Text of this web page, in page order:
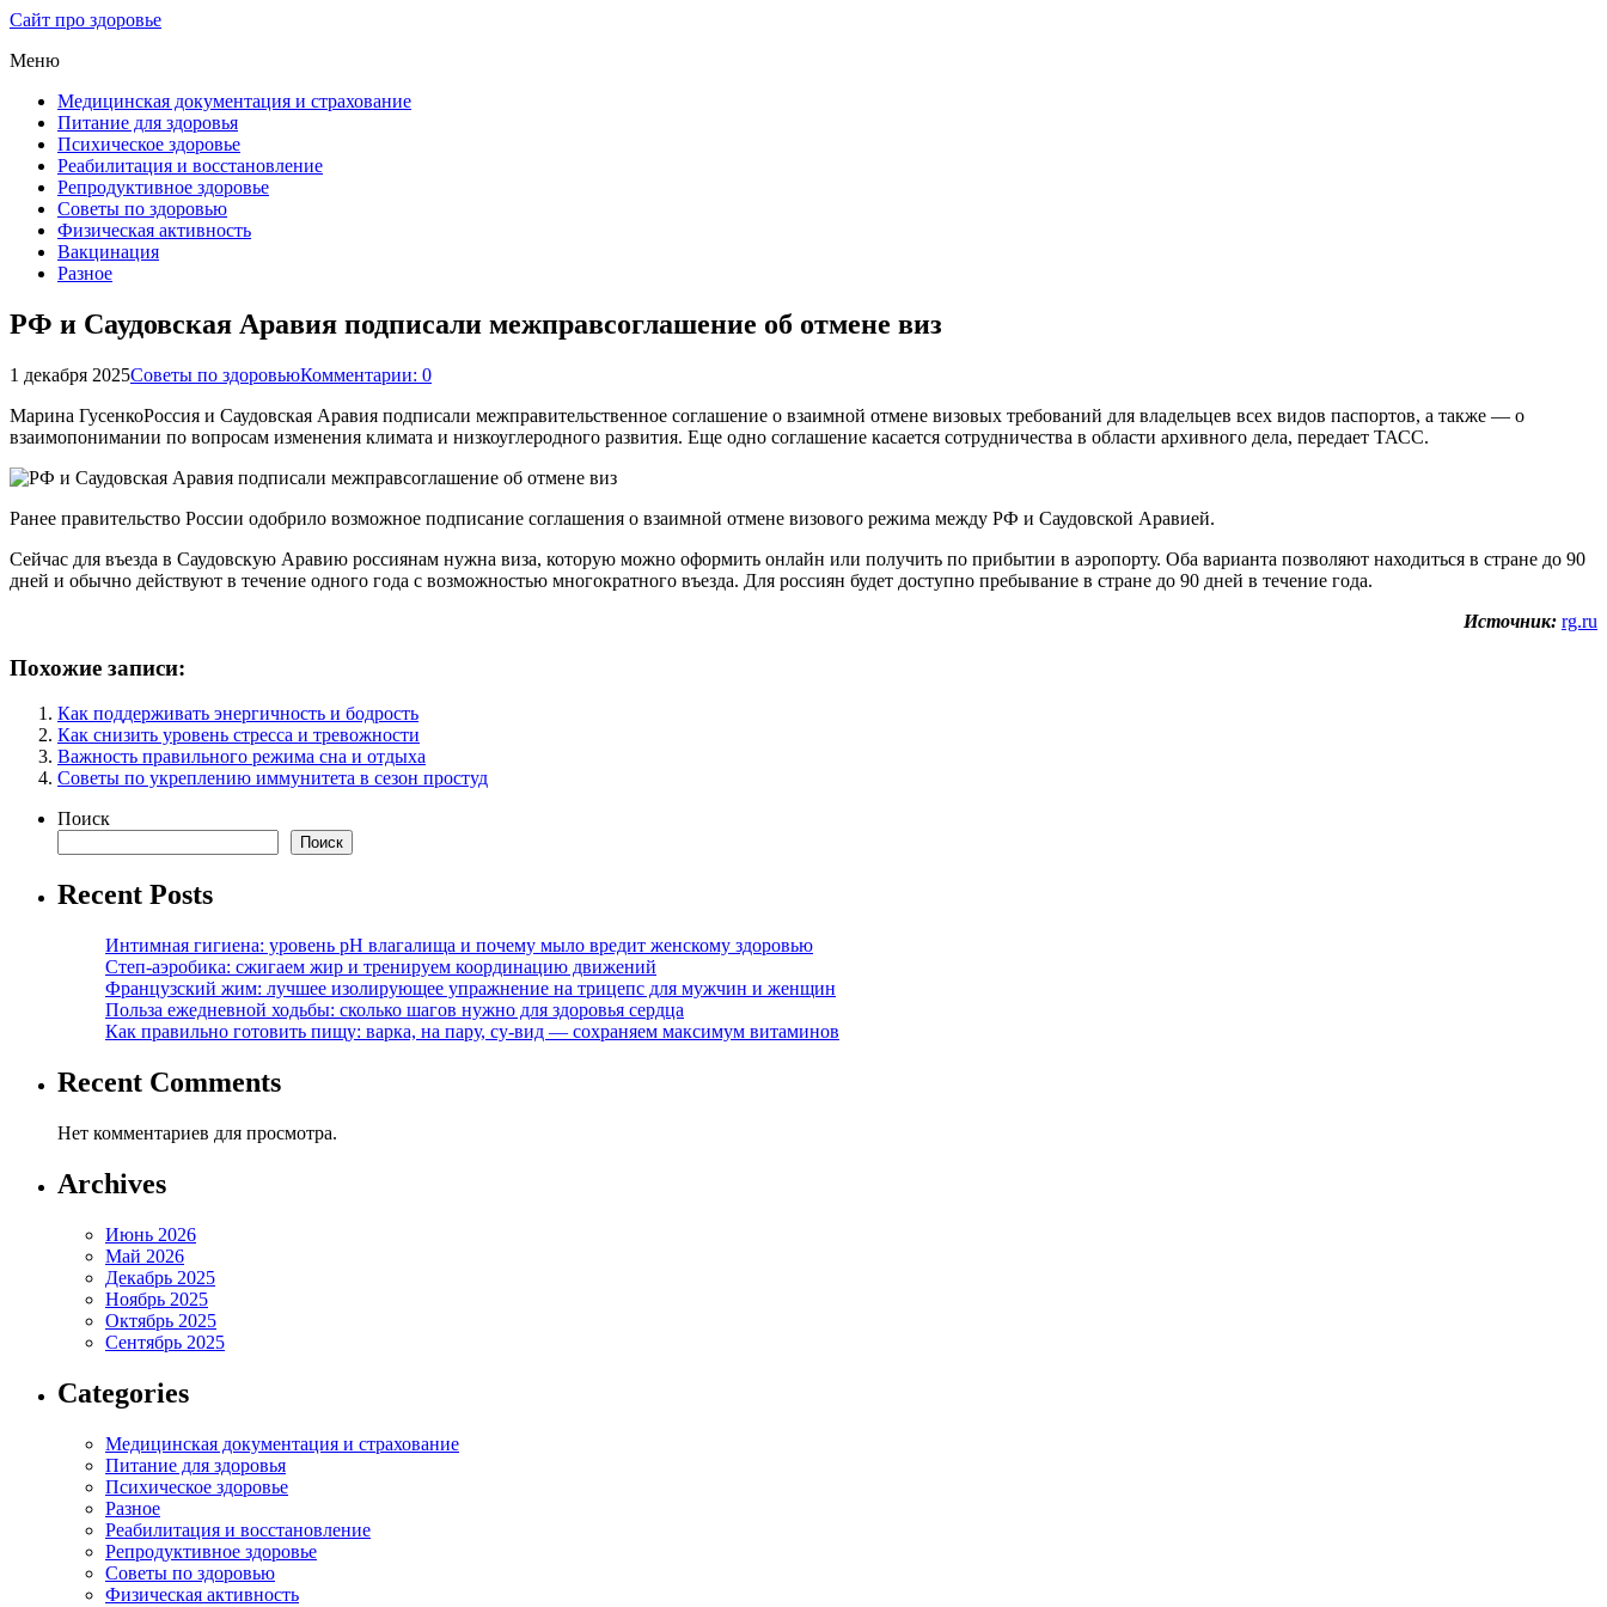
Сайт про здоровье
Меню
Медицинская документация и страхование
Питание для здоровья
Психическое здоровье
Реабилитация и восстановление
Репродуктивное здоровье
Советы по здоровью
Физическая активность
Вакцинация
Разное
РФ и Саудовская Аравия подписали межправсоглашение об отмене виз
1 декабря 2025Советы по здоровьюКомментарии: 0
Марина ГусенкоРоссия и Саудовская Аравия подписали межправительственное соглашение о взаимной отмене визовых требований для владельцев всех видов паспортов, а также — о
взаимопонимании по вопросам изменения климата и низкоуглеродного развития. Еще одно соглашение касается сотрудничества в области архивного дела, передает ТАСС.
Ранее правительство России одобрило возможное подписание соглашения о взаимной отмене визового режима между РФ и Саудовской Аравией.
Сейчас для въезда в Саудовскую Аравию россиянам нужна виза, которую можно оформить онлайн или получить по прибытии в аэропорту. Оба варианта позволяют находиться в стране до 90
дней и обычно действуют в течение одного года с возможностью многократного въезда. Для россиян будет доступно пребывание в стране до 90 дней в течение года.
Источник: rg.ru
Похожие записи:
Как поддерживать энергичность и бодрость
Как снизить уровень стресса и тревожности
Важность правильного режима сна и отдыха
Советы по укреплению иммунитета в сезон простуд
Поиск
Поиск
Recent Posts
Интимная гигиена: уровень pH влагалища и почему мыло вредит женскому здоровью
Степ-аэробика: сжигаем жир и тренируем координацию движений
Французский жим: лучшее изолирующее упражнение на трицепс для мужчин и женщин
Польза ежедневной ходьбы: сколько шагов нужно для здоровья сердца
Как правильно готовить пищу: варка, на пару, су-вид — сохраняем максимум витаминов
Recent Comments
Нет комментариев для просмотра.
Archives
Июнь 2026
Май 2026
Декабрь 2025
Ноябрь 2025
Октябрь 2025
Сентябрь 2025
Categories
Медицинская документация и страхование
Питание для здоровья
Психическое здоровье
Разное
Реабилитация и восстановление
Репродуктивное здоровье
Советы по здоровью
Физическая активность